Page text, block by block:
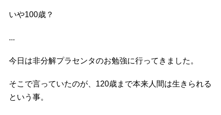
いや100歳？
...
今日は非分解プラセンタのお勉強に行ってきました。
そこで言っていたのが、120歳まで本来人間は生きられる
という事。